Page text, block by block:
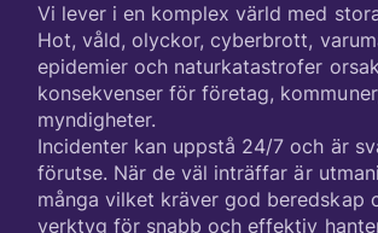
Vi lever i en komplex värld med
Hot, våld, olyckor, cyberbrott,
epidemier och naturkatastrofer
konsekvenser för företag,
myndigheter.
Incidenter kan uppstå 24/7 och är
förutse. När de väl inträffar är
många vilket kräver god beredskap
verktyg för snabb och effektiv